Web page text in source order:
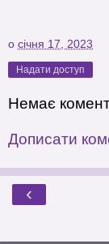
о січня 17, 2023
Надати доступ
Немає
Дописати
‹